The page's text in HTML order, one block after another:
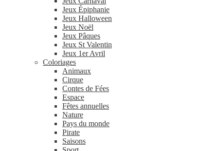
Jeux Épiphanie
Jeux Halloween
Jeux Noël
Jeux Pâques
Jeux St Valentin
Jeux 1er Avril
Coloriages
Animaux
Cirque
Contes de Fées
Espace
Fêtes annuelles
Nature
Pays du monde
Pirate
Saisons